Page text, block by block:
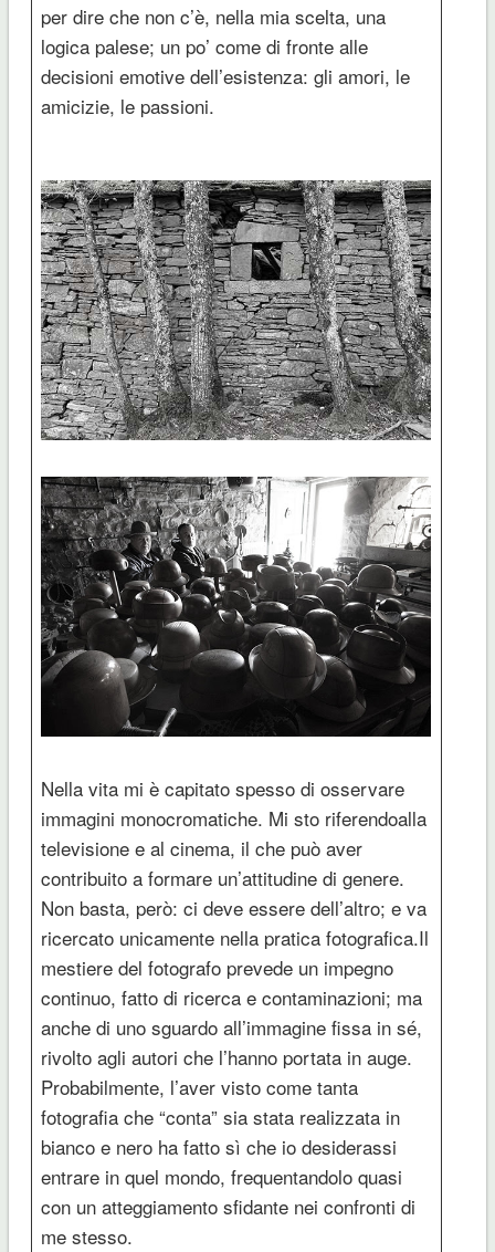
per dire che non c’è, nella mia scelta, una
logica palese; un po’ come di fronte alle
decisioni emotive dell’esistenza: gli amori, le
amicizie, le passioni.
Nella vita mi è capitato spesso di osservare
immagini monocromatiche. Mi sto riferendoalla
televisione e al cinema, il che può aver
contribuito a formare un’attitudine di genere.
Non basta, però: ci deve essere dell’altro; e va
ricercato unicamente nella pratica fotografica.Il
mestiere del fotografo prevede un impegno
continuo, fatto di ricerca e contaminazioni; ma
anche di uno sguardo all’immagine fissa in sé,
rivolto agli autori che l’hanno portata in auge.
Probabilmente, l’aver visto come tanta
fotografia che “conta” sia stata realizzata in
bianco e nero ha fatto sì che io desiderassi
entrare in quel mondo, frequentandolo quasi
con un atteggiamento sfidante nei confronti di
me stesso.